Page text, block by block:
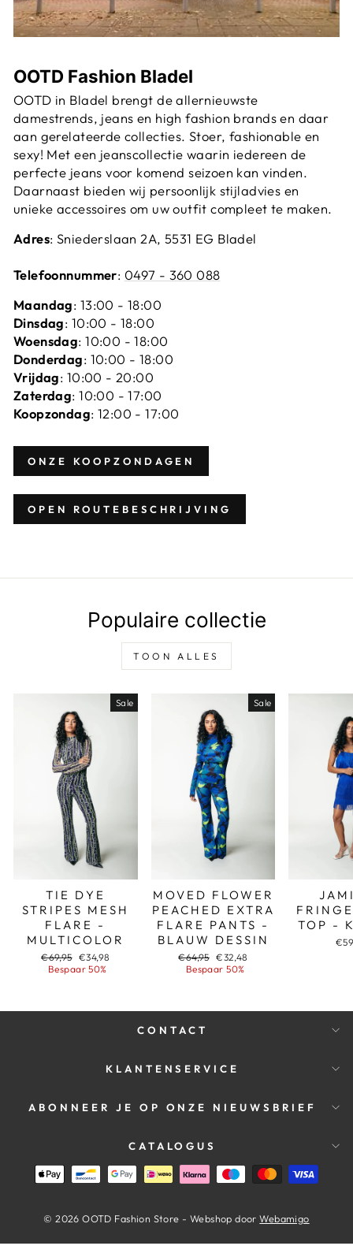
OOTD Fashion Bladel
OOTD in Bladel brengt de allernieuwste
damestrends, jeans en high fashion brands en daar
aan gerelateerde collecties. Stoer, fashionable en
sexy! Met een jeanscollectie waarin iedereen de
perfecte jeans voor komend seizoen kan vinden.
Daarnaast bieden wij persoonlijk stijladvies en
unieke accessoires om uw outfit compleet te maken.
Adres: Sniederslaan 2A, 5531 EG Bladel
Telefoonnummer: 0497 - 360 088
Maandag: 13:00 - 18:00
Dinsdag: 10:00 - 18:00
Woensdag: 10:00 - 18:00
Donderdag: 10:00 - 18:00
Vrijdag: 10:00 - 20:00
Zaterdag: 10:00 - 17:00
Koopzondag: 12:00 - 17:00
ONZE KOOPZONDAGEN
OPEN ROUTEBESCHRIJVING
Populaire collectie
TOON ALLES
Sale
TIE DYE
STRIPES MESH
FLARE -
MULTICOLOR
Adviesprijs
€69,95 Aanbiedingsprijs
€34,98
Bespaar 50%
Sale
MOVED FLOWER
PEACHED EXTRA
FLARE PANTS -
BLAUW DESSIN
Adviesprijs
€64,95 Aanbiedingsprijs
€32,48
Bespaar 50%
TOP -
CONTACT
KLANTENSERVICE
ABONNEER JE OP ONZE NIEUWSBRIEF
CATALOGUS
© 2026 OOTD Fashion Store - Webshop doorWebamigo